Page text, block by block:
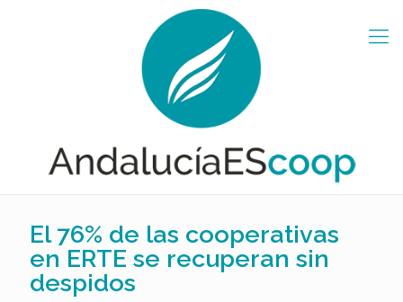
El 76% de las cooperativas
en ERTE se recuperan sin
despidos